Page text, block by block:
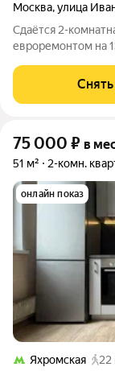
Москва,улица
Сдаётся 2-
евроремонтом на
Стиральная машина Холодильник Посудомоечная машина
Снять
75 000 ₽ в
51 м² 2-комн.
онлайн показ
Яхромская
22